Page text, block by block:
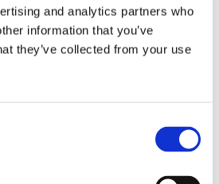
and analytics partners who
information that you’ve
they’ve collected from your use
25